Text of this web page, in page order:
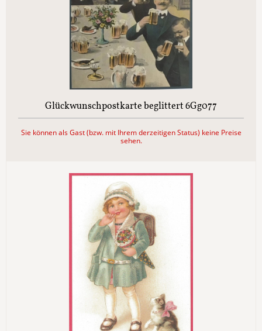
Glückwunschpostkarte beglittert 6Gg077
Sie können als Gast (bzw. mit Ihrem derzeitigen Status) keine Preise
sehen.